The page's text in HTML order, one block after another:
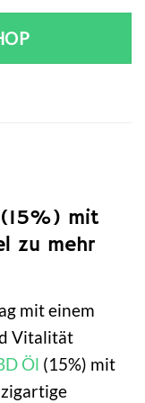
(15%) mit
zu mehr
mit einem
Vitalität
Öl (15%) mit